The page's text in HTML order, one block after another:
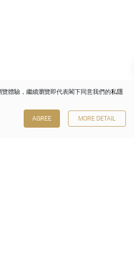
體驗，繼續瀏覽即代表閣下同意我們的私隱
AGREE MORE DETAIL